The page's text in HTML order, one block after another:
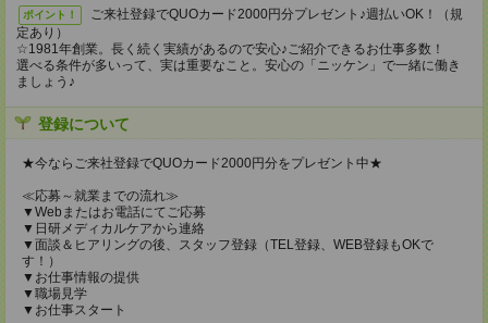
ポイント！
ご来社登録でQUOカード2000円分プレゼント♪週払いOK！（規
定あり）
☆1981年創業。長く続く実績があるので安心♪ご紹介できるお仕事多数！
選べる条件が多いって、実は重要なこと。安心の「ニッケン」で一緒に働き
ましょう♪
登録について
★今ならご来社登録でQUOカード2000円分をプレゼント中★
≪応募～就業までの流れ≫
▼Webまたはお電話にてご応募
▼日研メディカルケアから連絡
▼面談＆ヒアリングの後、スタッフ登録（TEL登録、WEB登録もOKで
す！）
▼お仕事情報の提供
▼職場見学
▼お仕事スタート